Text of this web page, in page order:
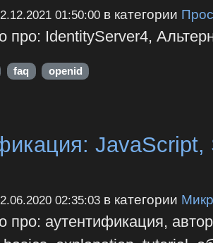
01:50:00в категории
про: IdentityServer4,
faq openid
JavaScript,
02:35:03в категории
про: аутентификация,